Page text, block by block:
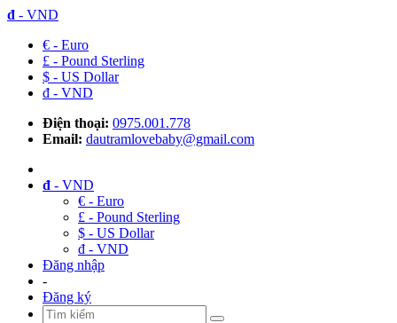
đ - VND
€ - Euro
£ - Pound Sterling
$ - US Dollar
đ - VND
Điện thoại: 0975.001.778
Email: dautramlovebaby@gmail.com
đ - VND
€ - Euro
£ - Pound Sterling
$ - US Dollar
đ - VND
Đăng nhập
-
Đăng ký